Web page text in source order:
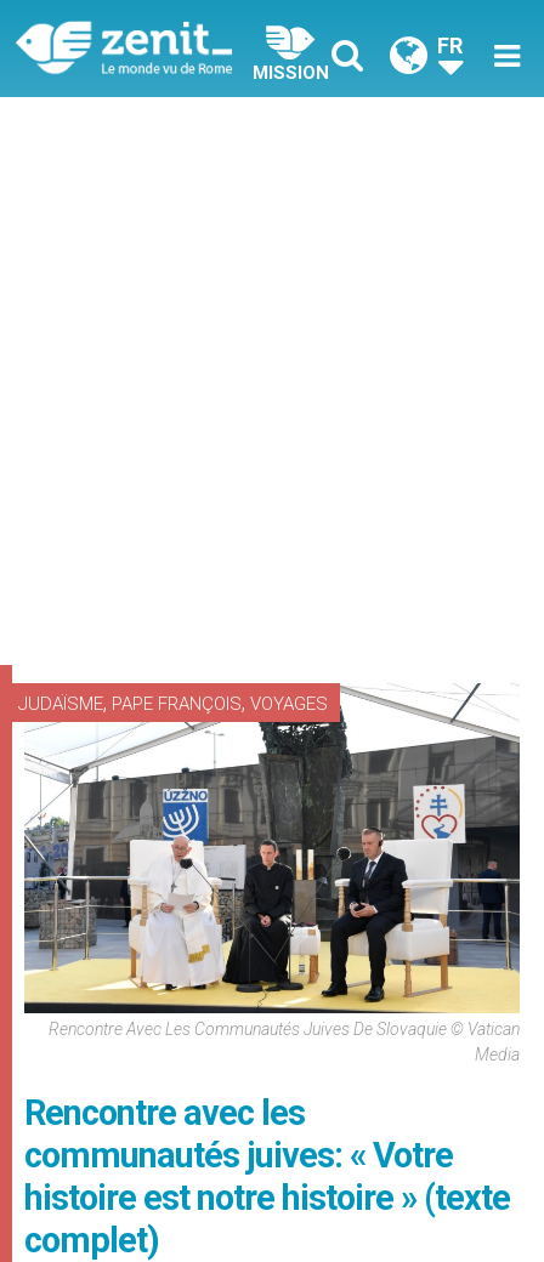
MISSION
FR
JUDAÏSME, PAPE FRANÇOIS, VOYAGES
Rencontre Avec Les Communautés Juives De Slovaquie © Vatican
Media
Rencontre avec les
communautés juives: « Votre
histoire est notre histoire » (texte
complet)